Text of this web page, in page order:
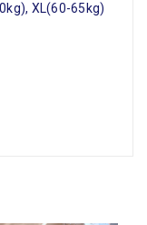
XL(60-65kg)